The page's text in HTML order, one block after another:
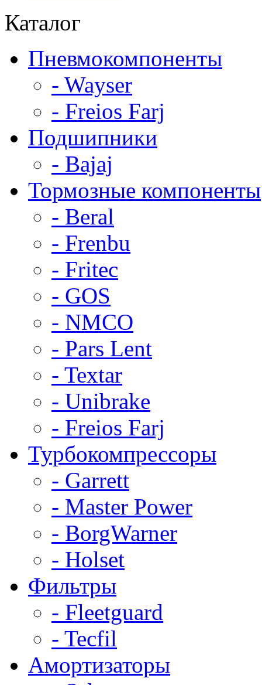
Каталог
Пневмокомпоненты
- Wayser
- Freios Farj
Подшипники
- Bajaj
Тормозные компоненты
- Beral
- Frenbu
- Fritec
- GOS
- NMCO
- Pars Lent
- Textar
- Unibrake
- Freios Farj
Турбокомпрессоры
- Garrett
- Master Power
- BorgWarner
- Holset
Фильтры
- Fleetguard
- Tecfil
Амортизаторы